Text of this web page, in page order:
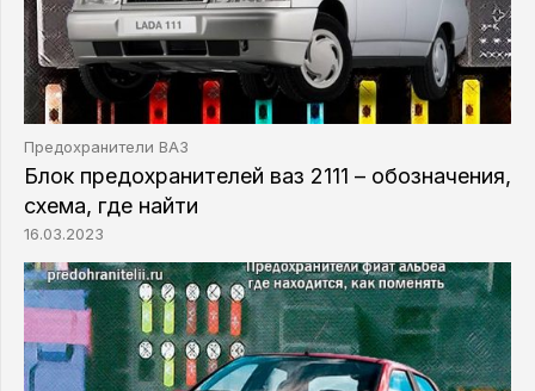
Предохранители ВАЗ
Блок предохранителей ваз 2111 – обозначения,
схема, где найти
16.03.2023